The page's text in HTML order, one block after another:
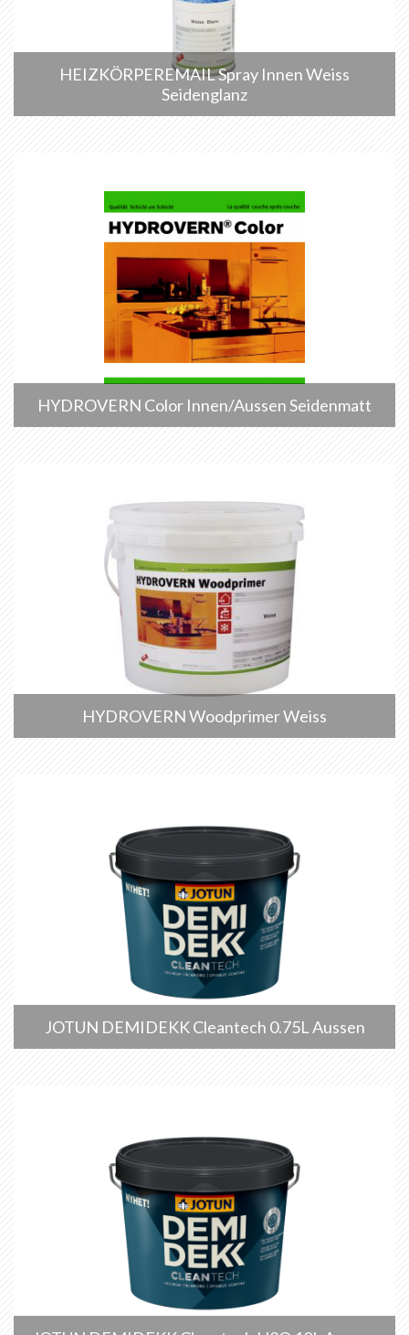
HEIZKÖRPEREMAIL Spray Innen Weiss
Seidenglanz
HYDROVERN Color Innen/Aussen Seidenmatt
HYDROVERN Woodprimer Weiss
JOTUN DEMIDEKK Cleantech 0.75L Aussen